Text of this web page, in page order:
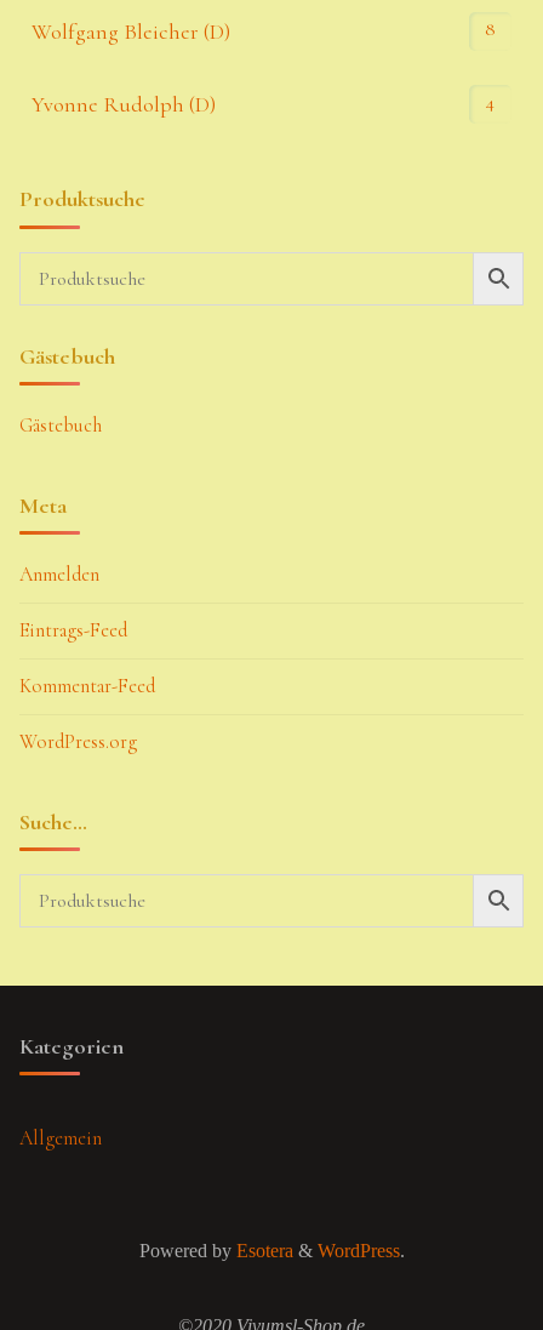
Wolfgang Bleicher (D) 8
Yvonne Rudolph (D) 4
Produktsuche
Gästebuch
Gästebuch
Meta
Anmelden
Eintrags-Feed
Kommentar-Feed
WordPress.org
Suche…
Kategorien
Allgemein
Powered byEsotera& WordPress.